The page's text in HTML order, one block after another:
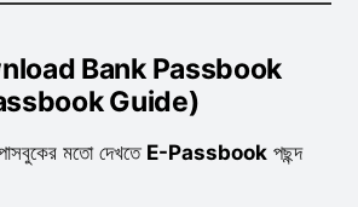
Bank Passbook
Guide)
মতো দেখতে E-Passbookপছন্দ